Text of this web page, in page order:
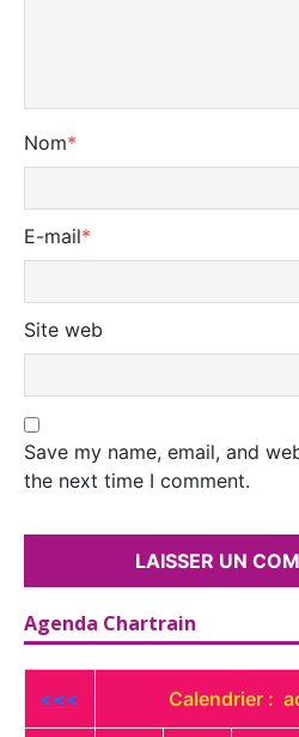
Nom*
E-mail*
Site web
Save my name, email, and
the next time I comment.
Agenda Chartrain
<<< Calendrier :